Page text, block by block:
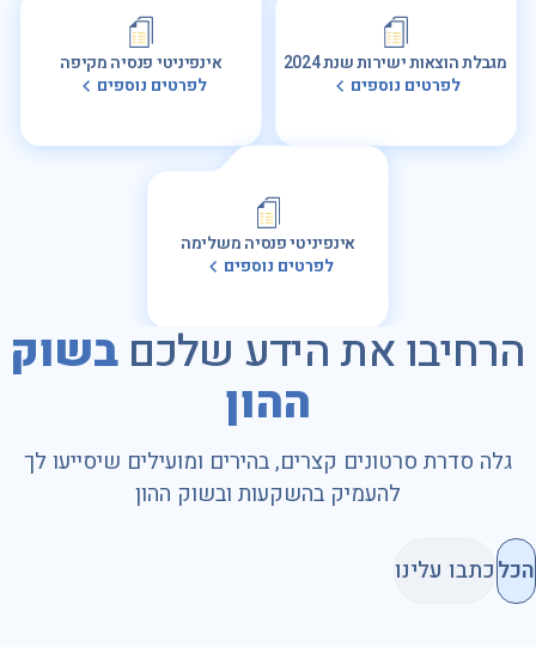
מגבלת הוצאות ישירות שנת 2024
לפרטים נוספים
אינפיניטי פנסיה מקיפה
לפרטים נוספים
אינפיניטי פנסיה משלימה
לפרטים נוספים
הרחיבו את הידע שלכםבשוק
ההון
גלה סדרת סרטונים קצרים, בהירים ומועילים שיסייעו לך
להעמיק בהשקעות ובשוק ההון
הכלכתבו עלינו